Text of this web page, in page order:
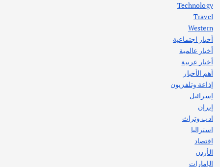
أغسطس 3, 2026
Technology
Travel
Western
أخبار اجتماعية
أخبار عالمية
أخبار عربية
أهم الأخبار
إذاعة وتلفزيون
إسرائيل
إيران
ادب وتراث
استراليا
اقتصاد
الأردن
الإمارات